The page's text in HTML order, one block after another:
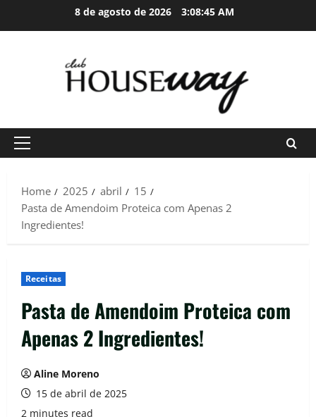
8 de agosto de 2026 3:08:46 AM
Primary
Home
2025 abril
15
Pasta de Amendoim Proteica com Apenas 2
Ingredientes!
Receitas
Pasta de Amendoim Proteica com
Apenas 2 Ingredientes!
Aline Moreno
15 de abril de 2025
2 minutes read